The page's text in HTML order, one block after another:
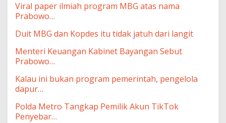
Viral paper ilmiah program MBG atas nama
Prabowo…
Duit MBG dan Kopdes itu tidak jatuh dari langit
Menteri Keuangan Kabinet Bayangan Sebut
Prabowo…
Kalau ini bukan program pemerintah, pengelola
dapur…
Polda Metro Tangkap Pemilik Akun TikTok
Penyebar…